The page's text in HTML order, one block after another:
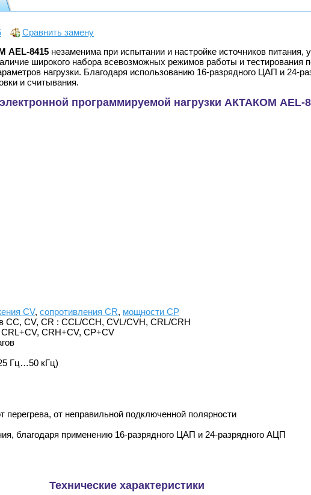
Сравнить замену
AEL-8415 незаменима при испытании и настройке источников питания,
широкого набора всевозможных режимов работы и тестирования
нагрузки. Благодаря использованию 16-разрядного ЦАП и 24-
и считывания.
программируемой нагрузки АКТАКОМ AEL-
CV, сопротивления CR, мощности CP
CC, CV, CR : CCL/CCH, CVL/CVH, CRL/CRH
CRH+CV, CP+CV
Гц…50 кГц)
от неправильной подключенной полярности
благодаря применению 16-разрядного ЦАП и 24-разрядного АЦП
Технические характеристики